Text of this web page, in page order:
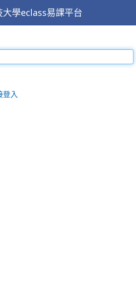
大學eclass易課平台
登入